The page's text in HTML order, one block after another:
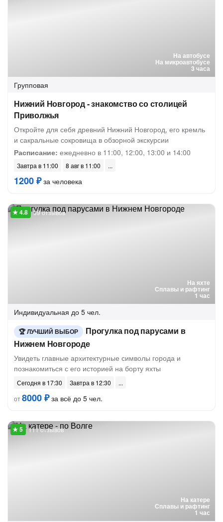
На автобусе
На микроавтобусе
3 часа
Групповая
Нижний Новгород - знакомство со столицей
Приволжья
Откройте для себя древний Нижний Новгород, его кремль
и сакральные сокровища в обзорной экскурсии
Расписание: ежедневно в 11:00, 12:00, 13:00 и 14:00
Завтра в 11:00 8 авг в 11:00
1200 ₽за человека
На яхте
Сплавы и рафтинг
1 час
39 отзывов
Индивидуальная до 5 чел.
ЛУЧШИЙ ВЫБОР
Прогулка под парусами в
Нижнем Новгороде
Увидеть главные архитектурные символы города и
познакомиться с его историей на борту яхты
Сегодня в 17:30
Завтра в 12:30
от8000 ₽за всё до 5 чел.
На катере
Сплавы и рафтинг
1 час
111 отзывов